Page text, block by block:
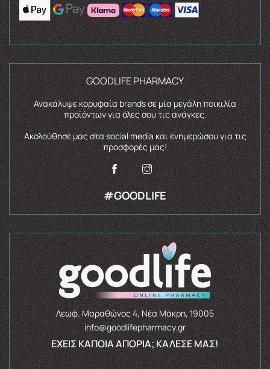
GOODLIFE PHARMACY
Ανακάλυψε κορυφαία brands σε μία μεγάλη ποικιλία
προϊόντων για όλες σου τις ανάγκες.
Ακολούθησέ μας στα social media και ενημερώσου για τις
προσφορές μας!
#GOODLIFE
Λεωφ. Μαραθώνος 4, Νέα Μάκρη, 19005
info@goodlifepharmacy.gr
ΈΧΕΙΣ ΚΆΠΟΙΑ ΑΠΟΡΊΑ; ΚΆΛΕΣΈ ΜΑΣ!